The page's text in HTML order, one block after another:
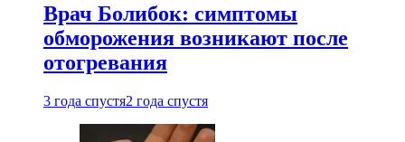
Врач Болибок: симптомы
обморожения возникают после
отогревания
3 года спустя2 года спустя